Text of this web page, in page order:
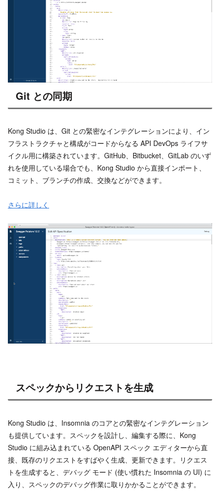
Git との同期
Kong Studio は、Git との緊密なインテグレーションにより、イン
フラストラクチャと構成がコードからなる API DevOps ライフサ
イクル用に構築されています。GitHub、Bitbucket、GitLab のいず
れを使用している場合でも、Kong Studio から直接インポート、
コミット、ブランチの作成、交換などができます。
さらに詳しく
スペックからリクエストを生成
Kong Studio は、Insomnia のコアとの緊密なインテグレーション
も提供しています。スペックを設計し、編集する際に、Kong
Studio に組み込まれている OpenAPI スペック エディターから直
接、既存のリクエストをすばやく生成、更新できます。リクエス
トを生成すると、デバッグ モード (使い慣れた Insomnia の UI) に
入り、スペックのデバッグ作業に取りかかることができます。